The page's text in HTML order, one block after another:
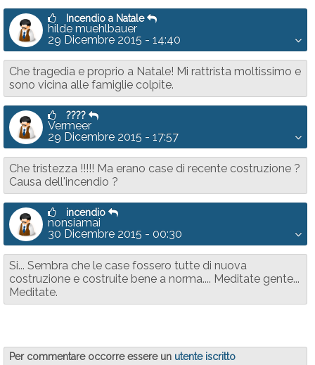
Incendio a Natale
hilde muehlbauer
29 Dicembre 2015 - 14:40
Che tragedia e proprio a Natale! Mi rattrista moltissimo e
sono vicina alle famiglie colpite.
????
Vermeer
29 Dicembre 2015 - 17:57
Che tristezza !!!!! Ma erano case di recente costruzione ?
Causa dell'incendio ?
incendio
nonsiamai
30 Dicembre 2015 - 00:30
Si... Sembra che le case fossero tutte di nuova
costruzione e costruite bene a norma.... Meditate gente...
Meditate.
Per commentare occorre essere un utente iscritto